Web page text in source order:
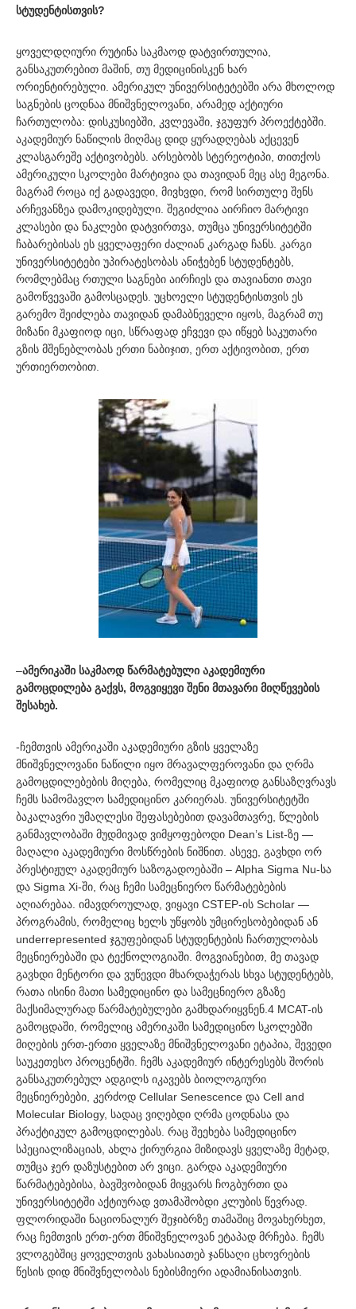
სტუდენტისთვის?
ყოველდღიური რუტინა საკმაოდ დატვირთულია,
განსაკუთრებით მაშინ, თუ მედიცინისკენ ხარ
ორიენტირებული. ამერიკულ უნივერსიტეტებში არა მხოლოდ
საგნების ცოდნაა მნიშვნელოვანი, არამედ აქტიური
ჩართულობა: დისკუსიებში, კვლევაში, ჯგუფურ პროექტებში.
აკადემიურ ნაწილის მიღმაც დიდ ყურადღებას აქცევენ
კლასგარეშე აქტივობებს. არსებობს სტერეოტიპი, თითქოს
ამერიკული სკოლები მარტივია და თავიდან მეც ასე მეგონა.
მაგრამ როცა იქ გადავედი, მივხვდი, რომ სირთულე შენს
არჩევანზეა დამოკიდებული. შეგიძლია აირჩიო მარტივი
კლასები და ნაკლები დატვირთვა, თუმცა უნივერსიტეტში
ჩაბარებისას ეს ყველაფერი ძალიან კარგად ჩანს. კარგი
უნივერსიტეტები უპირატესობას ანიჭებენ სტუდენტებს,
რომლებმაც რთული საგნები აირჩიეს და თავიანთი თავი
გამოწვევაში გამოსცადეს. უცხოელი სტუდენტისთვის ეს
გარემო შეიძლება თავიდან დამაბნეველი იყოს, მაგრამ თუ
მიზანი მკაფიოდ იცი, სწრაფად ეჩვევი და იწყებ საკუთარი
გზის მშენებლობას ერთი ნაბიჯით, ერთ აქტივობით, ერთ
ურთიერთობით.
–ამერიკაში საკმაოდ წარმატებული აკადემიური
გამოცდილება გაქვს, მოგვიყევი შენი მთავარი მიღწევების
შესახებ.
-ჩემთვის ამერიკაში აკადემიური გზის ყველაზე
მნიშვნელოვანი ნაწილი იყო მრავალფეროვანი და ღრმა
გამოცდილებების მიღება, რომელიც მკაფიოდ განსაზღვრავს
ჩემს სამომავლო სამედიცინო კარიერას. უნივერსიტეტში
ბაკალავრი უმაღლესი შეფასებებით დავამთავრე, წლების
განმავლობაში მუდმივად ვიმყოფებოდი Dean’s List-ზე —
მაღალი აკადემიური მოსწრების ნიშნით. ასევე, გავხდი ორ
პრესტიჟულ აკადემიურ საზოგადოებაში – Alpha Sigma Nu-სა
და Sigma Xi-ში, რაც ჩემი სამეცნიერო წარმატებების
აღიარებაა. იმავდროულად, ვიყავი CSTEP-ის Scholar —
პროგრამის, რომელიც ხელს უწყობს უმცირესობებიდან ან
underrepresented ჯგუფებიდან სტუდენტების ჩართულობას
მეცნიერებაში და ტექნოლოგიაში. მოგვიანებით, მე თავად
გავხდი მენტორი და ვუწევდი მხარდაჭერას სხვა სტუდენტებს,
რათა ისინი მათი სამედიცინო და სამეცნიერო გზაზე
მაქსიმალურად წარმატებულები გამხდარიყვნენ.4 MCAT-ის
გამოცდაში, რომელიც ამერიკაში სამედიცინო სკოლებში
მიღების ერთ-ერთი ყველაზე მნიშვნელოვანი ეტაპია, შევედი
საუკეთესო პროცენტში. ჩემს აკადემიურ ინტერესებს შორის
განსაკუთრებულ ადგილს იკავებს ბიოლოგიური
მეცნიერებები, კერძოდ Cellular Senescence და Cell and
Molecular Biology, სადაც ვიღებდი ღრმა ცოდნასა და
პრაქტიკულ გამოცდილებას. რაც შეეხება სამედიცინო
სპეციალიზაციას, ახლა ქირურგია მიზიდავს ყველაზე მეტად,
თუმცა ჯერ დაზუსტებით არ ვიცი. გარდა აკადემიური
წარმატებებისა, ბავშვობიდან მიყვარს ჩოგბურთი და
უნივერსიტეტში აქტიურად ვთამაშობდი კლუბის წევრად.
ფლორიდაში ნაციონალურ შეჯიბრზე თამაშიც მოვახერხეთ,
რაც ჩემთვის ერთ-ერთ მნიშვნელოვან ეტაპად მრჩება. ჩემს
ვლოგებშიც ყოველთვის ვახასიათებ ჯანსაღი ცხოვრების
წესის დიდ მნიშვნელობას ნებისმიერი ადამიანისათვის.